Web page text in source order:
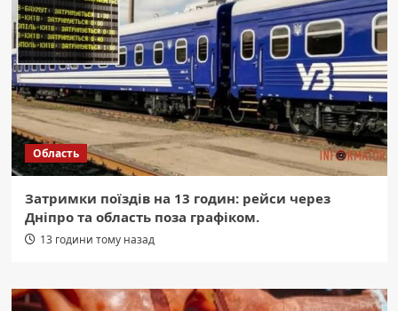
Область
Затримки поїздів на 13 годин: рейси через
Дніпро та область поза графіком.
13 години тому назад